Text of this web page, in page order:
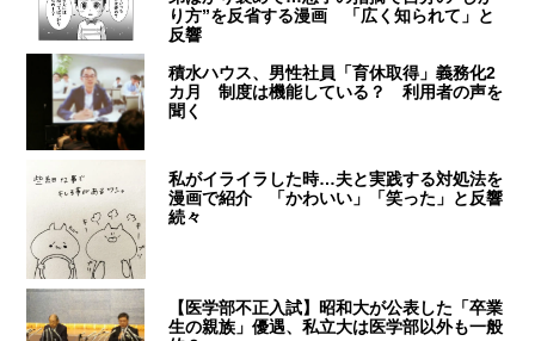
り方”を反省する漫画 「広く知られて」と
反響
積水ハウス、男性社員「育休取得」義務化2
カ月 制度は機能している？ 利用者の声を
聞く
私がイライラした時…夫と実践する対処法を
漫画で紹介 「かわいい」「笑った」と反響
続々
【医学部不正入試】昭和大が公表した「卒業
生の親族」優遇、私立大は医学部以外も一般